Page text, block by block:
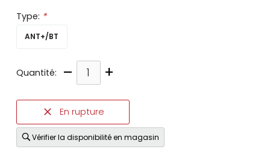
Type: *
ANT+/BT
Quantité: – +
En rupture
Vérifier la disponibilité en magasin